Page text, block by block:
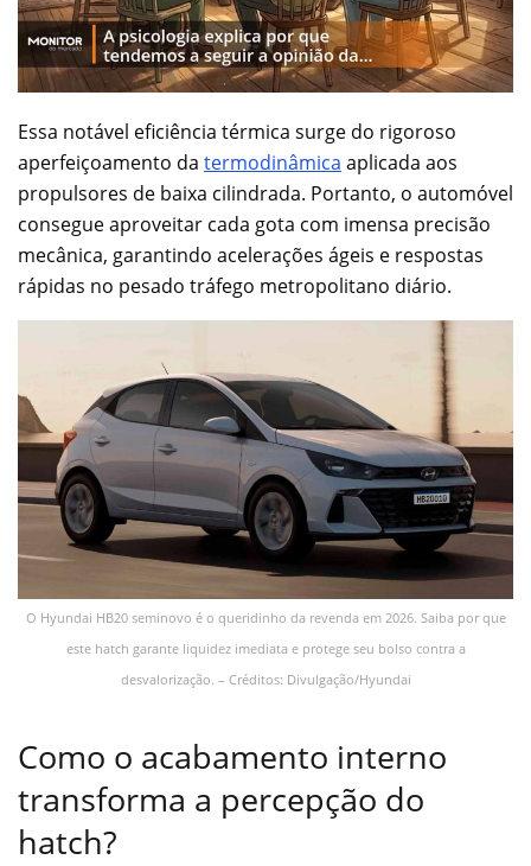
Essa notável eficiência térmica surge do rigoroso
aperfeiçoamento da termodinâmica aplicada aos
propulsores de baixa cilindrada. Portanto, o automóvel
consegue aproveitar cada gota com imensa precisão
mecânica, garantindo acelerações ágeis e respostas
rápidas no pesado tráfego metropolitano diário.
O Hyundai HB20 seminovo é o queridinho da revenda em 2026. Saiba por que
este hatch garante liquidez imediata e protege seu bolso contra a
desvalorização. – Créditos: Divulgação/Hyundai
Como o acabamento interno
transforma a percepção do
hatch?